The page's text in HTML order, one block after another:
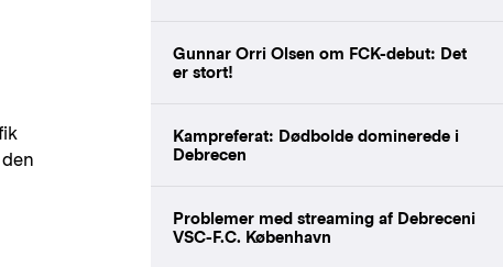
Gunnar Orri Olsen om FCK-debut: Det
er stort!
Kampreferat: Dødbolde dominerede i
Debrecen
Problemer med streaming af Debreceni
VSC-F.C. København